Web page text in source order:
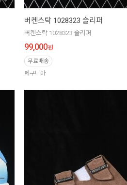
버켄스탁 1028323 슬리퍼
버켄스탁 1028323 슬리퍼
99,000원
무료배송
페쿠니아